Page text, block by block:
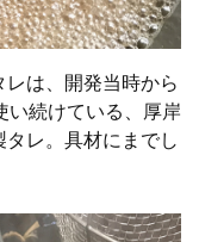
は、開発当時から
い続けている、厚岸
レ。具材にまでし